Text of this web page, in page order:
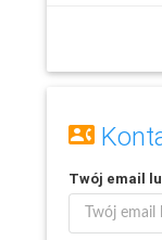
Twój email